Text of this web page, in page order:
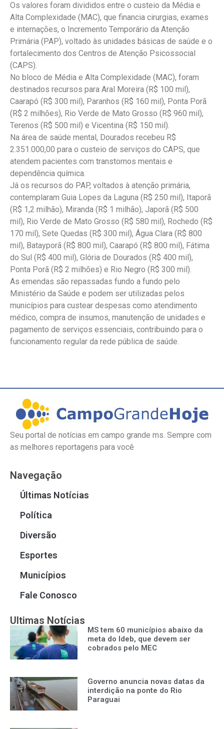
Os valores foram divididos entre o custeio da Média e
Alta Complexidade (MAC), que financia cirurgias, exames
e internações, o Incremento Temporário da Atenção
Primária (PAP), voltado às unidades básicas de saúde e o
fortalecimento dos Centros de Atenção Psicossocial
(CAPS).
No bloco de Média e Alta Complexidade (MAC), foram
destinados recursos para Aral Moreira (R$ 100 mil),
Caarapó (R$ 300 mil), Paranhos (R$ 160 mil), Ponta Porã
(R$ 2 milhões), Rio Verde de Mato Grosso (R$ 960 mil),
Terenos (R$ 500 mil) e Vicentina (R$ 150 mil).
Na área de saúde mental, Dourados recebeu R$
2.351.000,00 para o custeio de serviços do CAPS, que
atendem pacientes com transtornos mentais e
dependência química.
Já os recursos do PAP, voltados à atenção primária,
contemplaram Guia Lopes da Laguna (R$ 250 mil), Itaporã
(R$ 1,2 milhão), Miranda (R$ 1 milhão), Japorã (R$ 500
mil), Rio Verde de Mato Grosso (R$ 580 mil), Rochedo (R$
170 mil), Sete Quedas (R$ 300 mil), Água Clara (R$ 800
mil), Batayporã (R$ 800 mil), Caarapó (R$ 800 mil), Fátima
do Sul (R$ 400 mil), Glória de Dourados (R$ 400 mil),
Ponta Porã (R$ 2 milhões) e Rio Negro (R$ 300 mil).
As emendas são repassadas fundo a fundo pelo
Ministério da Saúde e podem ser utilizadas pelos
municípios para custear despesas como atendimento
médico, compra de insumos, manutenção de unidades e
pagamento de serviços essenciais, contribuindo para o
funcionamento regular da rede pública de saúde.
Seu portal de notícias em campo grande ms. Sempre com
as melhores reportagens para você
Navegação
Últimas Notícias
Política
Diversão
Esportes
Municípios
Fale Conosco
Ultimas Notícias
MS tem 60 municípios abaixo da
meta do Ideb, que devem ser
cobrados pelo MEC
Governo anuncia novas datas da
interdição na ponte do Rio
Paraguai